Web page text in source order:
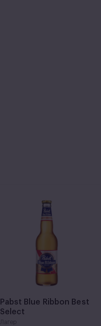
Pabst Blue Ribbon Best
Select
Лагер